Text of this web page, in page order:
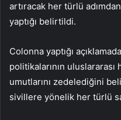
artıracak her türlü
yaptığı belirtildi.
Colonna yaptığı
politikalarının
umutlarını zedelediğini
sivillere yönelik her türlü